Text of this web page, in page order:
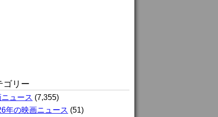
ゴリー
ュース (7,355)
年の映画ニュース (51)